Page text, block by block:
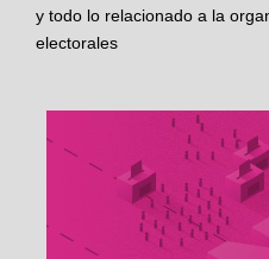
y todo lo relacionado a la
electorales